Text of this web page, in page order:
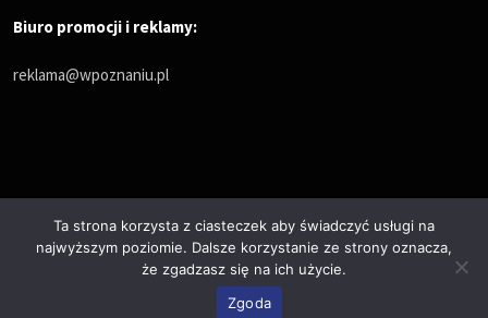
Biuro promocji i reklamy:
reklama@wpoznaniu.pl
Polityka prywatności
© Copyrights 2025. All Rights Reserved by wPoznaniu.pl
Ta strona korzysta z ciasteczek aby świadczyć usługi na
najwyższym poziomie. Dalsze korzystanie ze strony oznacza,
że zgadzasz się na ich użycie.
Zgoda